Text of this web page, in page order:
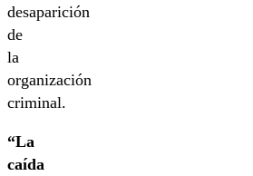
desaparición
de
la
organización
criminal.
“La
caída